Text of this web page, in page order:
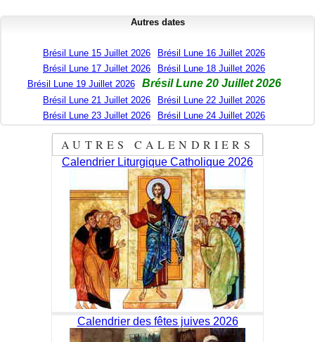
Autres dates
Brésil Lune 15 Juillet 2026
Brésil Lune 16 Juillet 2026
Brésil Lune 17 Juillet 2026
Brésil Lune 18 Juillet 2026
Brésil Lune 19 Juillet 2026
Brésil Lune 20 Juillet 2026
Brésil Lune 21 Juillet 2026
Brésil Lune 22 Juillet 2026
Brésil Lune 23 Juillet 2026
Brésil Lune 24 Juillet 2026
AUTRES CALENDRIERS
Calendrier Liturgique Catholique 2026
Calendrier des fêtes juives 2026